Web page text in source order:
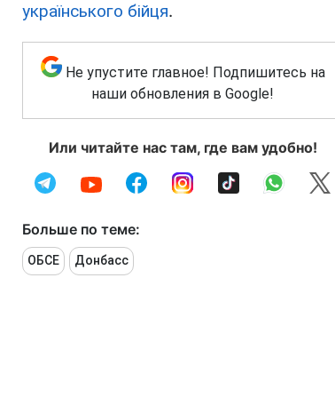
українського бійця.
Не упустите главное! Подпишитесь на
наши обновления в Google!
Или читайте нас там, где вам удобно!
Больше по теме:
ОБСЕ Донбасс